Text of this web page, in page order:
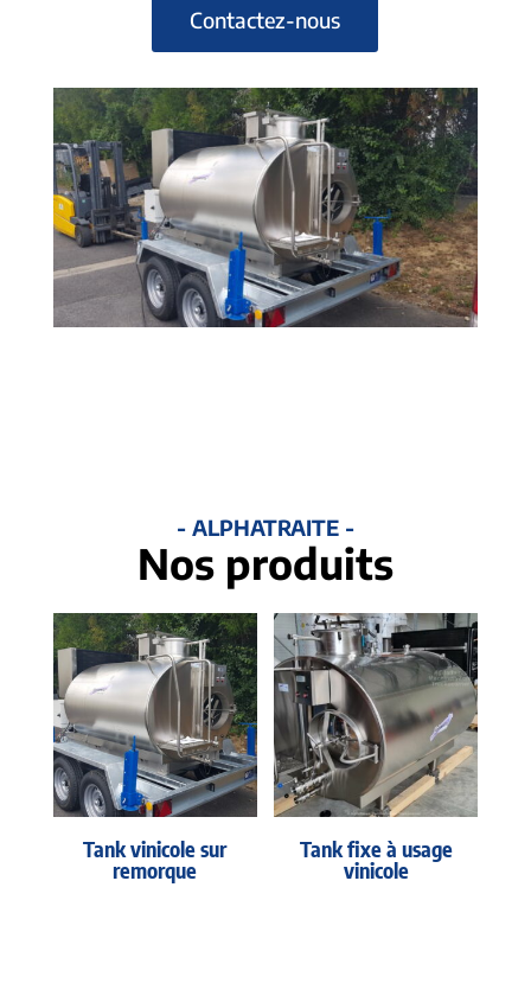
Contactez-nous
- ALPHATRAITE -
Nos produits
Tank vinicole sur
remorque
Tank fixe à usage
vinicole